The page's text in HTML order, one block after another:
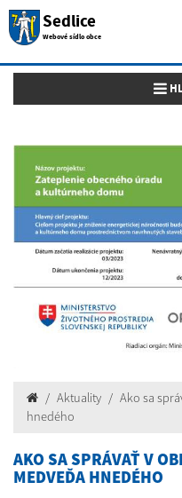
Sedlice
Webové sídlo obce
Aktuality
Ako sa
hnedého
AKO SA SPRÁVAŤ V
MEDVEĎA HNEDÉHO